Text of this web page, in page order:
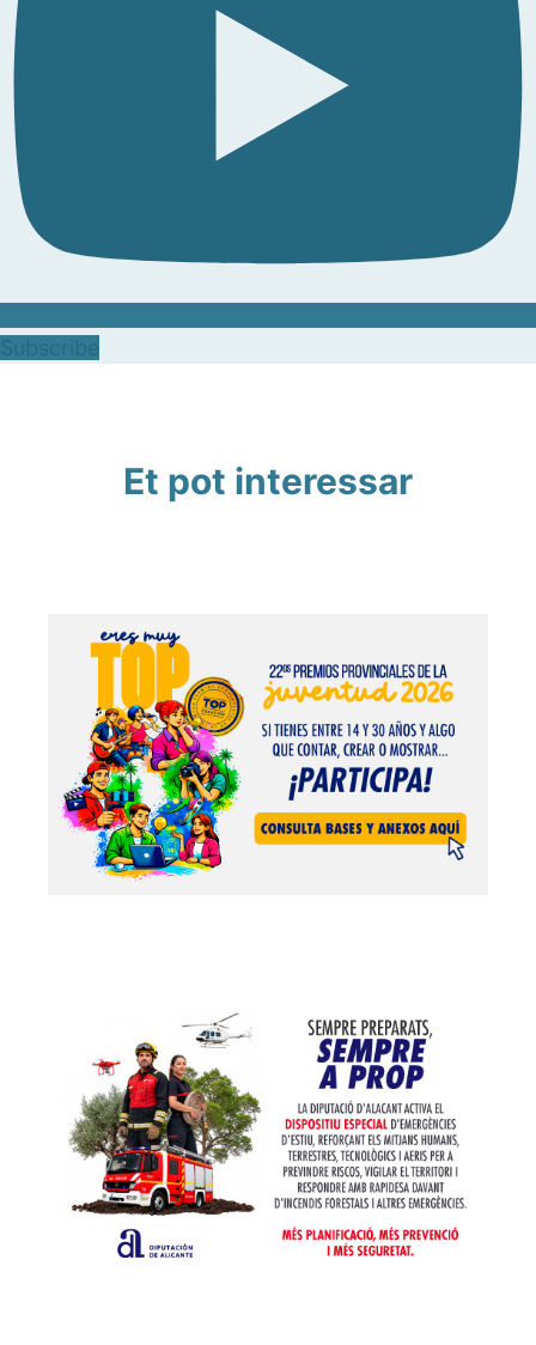
Et pot interessar